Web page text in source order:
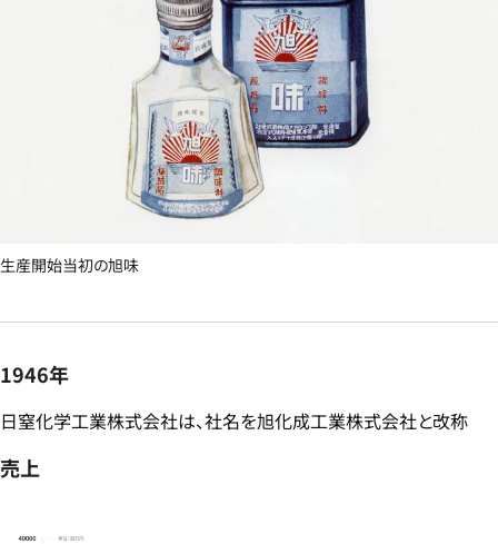
生産開始当初の旭味
1946年
日窒化学工業株式会社は、社名を旭化成工業株式会社と改称​
売上